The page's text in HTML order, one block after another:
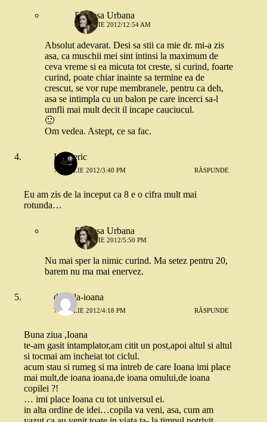
Printesa Urbana
8 APRILIE 2012/12:54 AM
Absolut adevarat. Desi sa stii ca mie dr. mi-a zis
asa, ca muschii mei sint intinsi la maximum de
ceva vreme si ea micuta tot creste, si curind, foarte
curind, poate chiar inainte sa termine ea de
crescut, se vor rupe membranele, pentru ca deh,
asa se intimpla cu un balon pe care incerci sa-l
umfli mai mult decit il incape cauciucul.
🙂
Om vedea. Astept, ce sa fac.
Intuneric
7 APRILIE 2012/3:40 PM RĂSPUNDE
Eu am zis de la inceput ca 8 e o cifra mult mai
rotunda…
Printesa Urbana
7 APRILIE 2012/5:50 PM
Nu mai sper la nimic curind. Ma setez pentru 20,
barem nu ma mai enervez.
daniela-ioana
7 APRILIE 2012/4:18 PM RĂSPUNDE
Buna ziua ,Ioana
te-am gasit intamplator,am citit un post,apoi altul si altul
si tocmai am incheiat tot ciclul.
acum stau si rumeg si ma intreb de care Ioana imi place
mai mult,de ioana ioana,de ioana omului,de ioana
copilei ?!
… imi place Ioana cu tot universul ei.
in alta ordine de idei…copila va veni, asa, cum am